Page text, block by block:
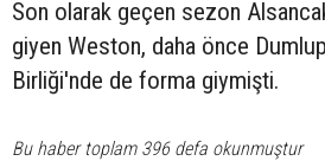
Son olarak geçen sezon
giyen Weston, daha önce
Birliği'nde de forma giymişti.
Bu haber toplam 396 defa okunmuştur